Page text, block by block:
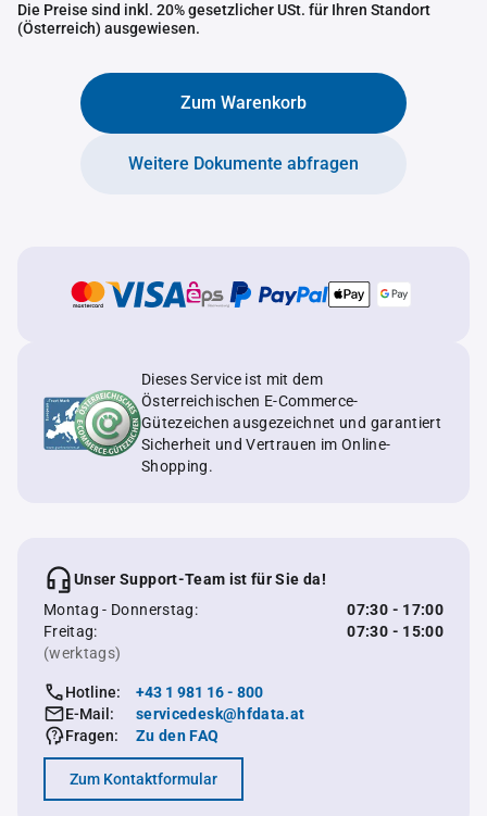
Die Preise sind inkl. 20% gesetzlicher USt. für Ihren Standort
(Österreich) ausgewiesen.
Zum Warenkorb
Weitere Dokumente abfragen
Dieses Service ist mit dem
Österreichischen E-Commerce-
Gütezeichen ausgezeichnet und garantiert
Sicherheit und Vertrauen im Online-
Shopping.
Unser Support-Team ist für Sie da!
Montag - Donnerstag:
07:30 - 17:00
Freitag:
07:30 - 15:00
(werktags)
Hotline:
+43 1 981 16 - 800
E-Mail:
servicedesk@hfdata.at
Fragen:
Zu den FAQ
Zum Kontaktformular